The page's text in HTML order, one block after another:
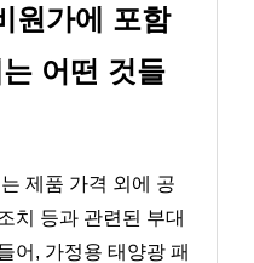
원가에 포함
어떤 것들
제품 가격 외에 공
치 등과 관련된 부대
어, 가정용 태양광 패